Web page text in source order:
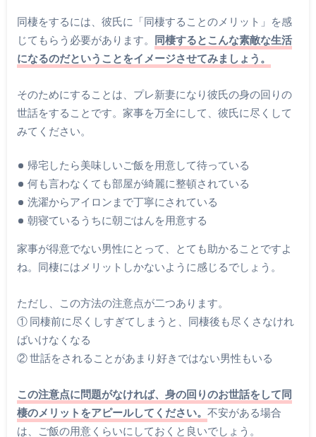
同棲をするには、彼氏に「同棲することのメリット」を感
じてもらう必要があります。 同棲するとこんな素敵な生活
になるのだということをイメージさせてみましょう。
そのためにすることは、プレ新妻になり彼氏の身の回りの
世話をすることです。家事を万全にして、彼氏に尽くして
みてください。
帰宅したら美味しいご飯を用意して待っている
何も言わなくても部屋が綺麗に整頓されている
洗濯からアイロンまで丁寧にされている
朝寝ているうちに朝ごはんを用意する
家事が得意でない男性にとって、とても助かることですよ
ね。同棲にはメリットしかないように感じるでしょう。
ただし、この方法の注意点が二つあります。
① 同棲前に尽くしすぎてしまうと、同棲後も尽くさなけれ
ばいけなくなる
② 世話をされることがあまり好きではない男性もいる
この注意点に問題がなければ、身の回りのお世話をして同
棲のメリットをアピールしてください。 不安がある場合
は、ご飯の用意くらいにしておくと良いでしょう。